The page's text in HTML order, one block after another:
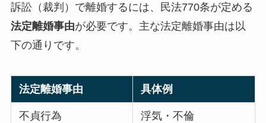
訴訟（裁判）で離婚するには、民法770条が定める
法定離婚事由が必要です。主な法定離婚事由は以
下の通りです。
法定離婚事由 具体例
不貞行為 浮気・不倫